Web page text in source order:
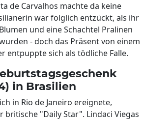
de Carvalhos machte da keine
war folglich entzückt, als ihr
und eine Schachtel Pralinen
- doch das Präsent von einem
entpuppte sich als tödliche Falle.
in Brasilien
in Rio de Janeiro ereignete,
britische "Daily Star". Lindaci Viegas